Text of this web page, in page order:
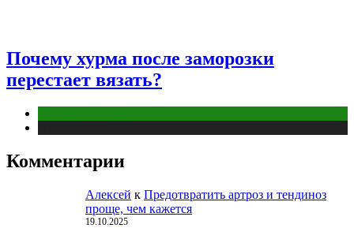
Почему хурма после заморозки
перестает вязать?
Комментарии
Алексей к Предотвратить артроз и тендиноз
проще, чем кажется
19.10.2025